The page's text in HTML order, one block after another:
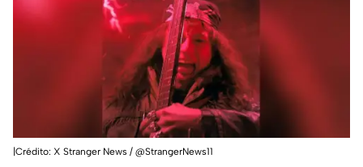
|Crédito: X Stranger News / @StrangerNews11